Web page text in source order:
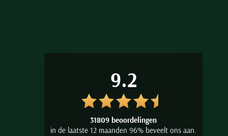
9.2
31809 beoordelingen
in de laatste 12 maanden 96% beveelt ons aan.